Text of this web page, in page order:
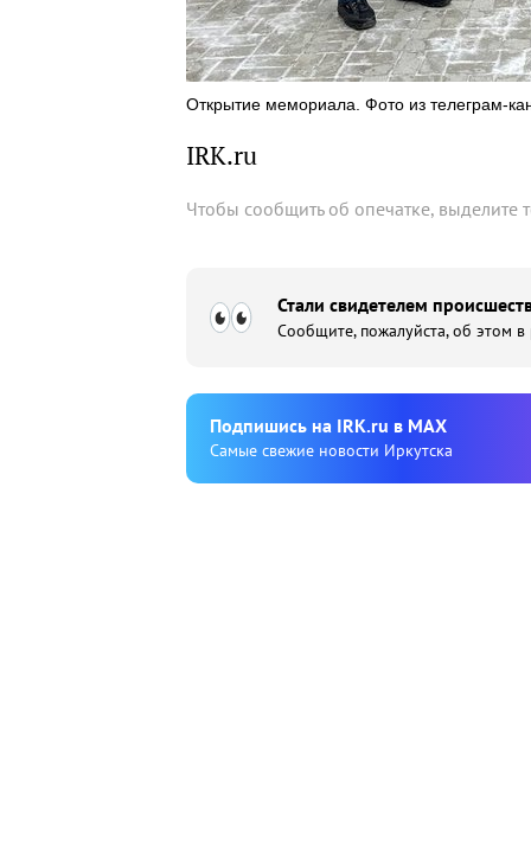
Открытие мемориала. Фото из телеграм-
IRK.ru
Чтобы сообщить об опечатке, выделите
Стали свидетелем
Сообщите, пожалуйста, об этом
Подпишиcь на IRK.ru в MAX
Cамые свежие новости Иркутска